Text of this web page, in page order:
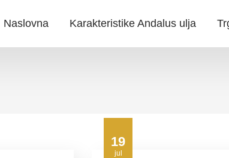
Naslovna Karakteristike Andalus ulja
19
jul